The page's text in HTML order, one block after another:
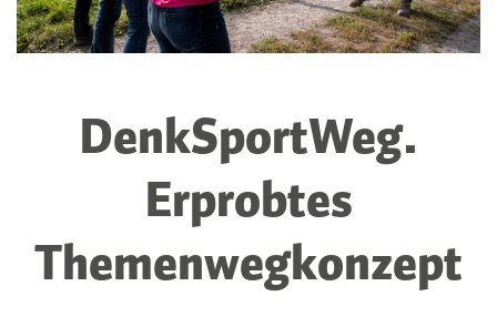
DenkSportWeg.
Erprobtes
Themenwegkonzept